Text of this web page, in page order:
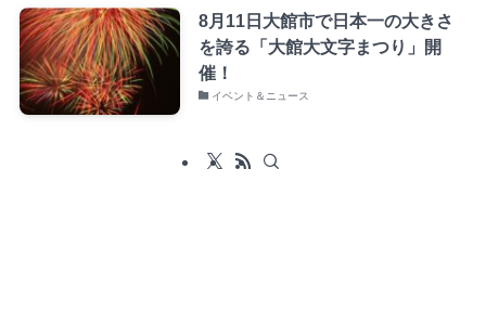
8月11日大館市で日本一の大きさ
を誇る「大館大文字まつり」開
催！
イベント＆ニュース